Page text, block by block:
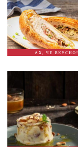
АХ, ЧЕ ВКУСНО!